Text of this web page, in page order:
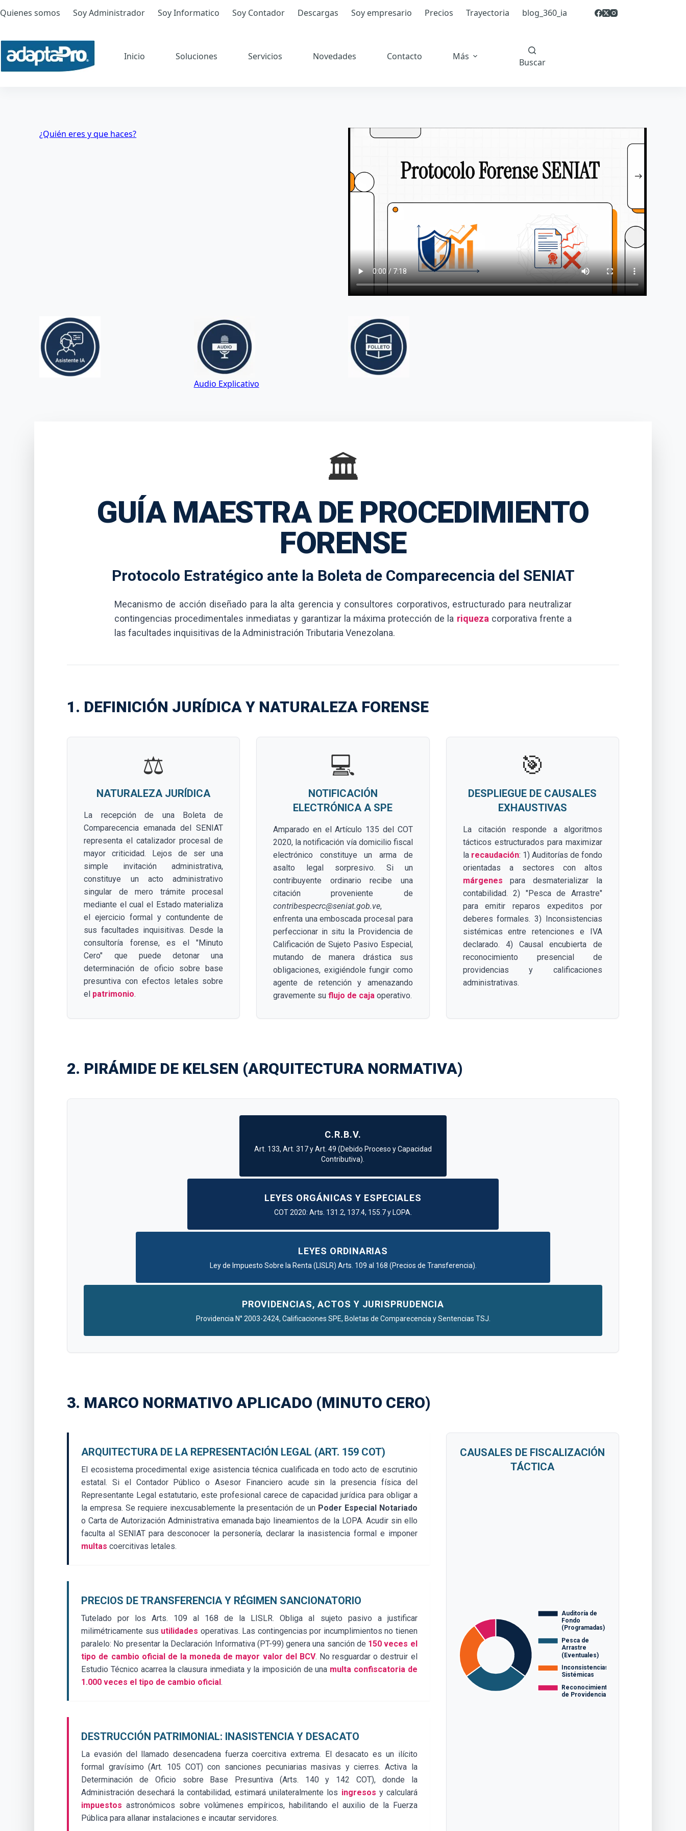
Quienes somos Soy Administrador Soy Informatico Soy Contador Descargas Soy empresario Precios Trayectoria blog_360_ia
Inicio Soluciones Servicios Novedades Contacto Más
Buscar
¿Quién eres y que haces?
Audio Explicativo
🏛️
GUÍA MAESTRA DE PROCEDIMIENTO
FORENSE
Protocolo Estratégico ante la Boleta de Comparecencia del SENIAT
Mecanismo de acción diseñado para la alta gerencia y consultores corporativos, estructurado para neutralizar
contingencias procedimentales inmediatas y garantizar la máxima protección de la riqueza corporativa frente a
las facultades inquisitivas de la Administración Tributaria Venezolana.
1. DEFINICIÓN JURÍDICA Y NATURALEZA FORENSE
⚖️
NATURALEZA JURÍDICA
La recepción de una Boleta de
Comparecencia emanada del SENIAT
representa el catalizador procesal de
mayor criticidad. Lejos de ser una
simple invitación administrativa,
constituye un acto administrativo
singular de mero trámite procesal
mediante el cual el Estado materializa
el ejercicio formal y contundente de
sus facultades inquisitivas. Desde la
consultoría forense, es el "Minuto
Cero" que puede detonar una
determinación de oficio sobre base
presuntiva con efectos letales sobre
el patrimonio.
💻
NOTIFICACIÓN
ELECTRÓNICA A SPE
Amparado en el Artículo 135 del COT
2020, la notificación vía domicilio fiscal
electrónico constituye un arma de
asalto legal sorpresivo. Si un
contribuyente ordinario recibe una
citación proveniente de
contribespecrc@seniat.gob.ve,
enfrenta una emboscada procesal para
perfeccionar in situ la Providencia de
Calificación de Sujeto Pasivo Especial,
mutando de manera drástica sus
obligaciones, exigiéndole fungir como
agente de retención y amenazando
gravemente suflujo de caja operativo.
🎯
DESPLIEGUE DE CAUSALES
EXHAUSTIVAS
La citación responde a algoritmos
tácticos estructurados para maximizar
la recaudación: 1) Auditorías de fondo
orientadas a sectores con altos
márgenes para desmaterializar la
contabilidad. 2) "Pesca de Arrastre"
para emitir reparos expeditos por
deberes formales. 3) Inconsistencias
sistémicas entre retenciones e IVA
declarado. 4) Causal encubierta de
reconocimiento presencial de
providencias y calificaciones
administrativas.
2. PIRÁMIDE DE KELSEN (ARQUITECTURA NORMATIVA)
C.R.B.V.
Art. 133, Art. 317 y Art. 49 (Debido Proceso y Capacidad
Contributiva).
LEYES ORGÁNICAS Y ESPECIALES
COT 2020: Arts. 131.2, 137.4, 155.7 y LOPA.
LEYES ORDINARIAS
Ley de Impuesto Sobre la Renta (LISLR) Arts. 109 al 168 (Precios de Transferencia).
PROVIDENCIAS, ACTOS Y JURISPRUDENCIA
Providencia N° 2003-2424, Calificaciones SPE, Boletas de Comparecencia y Sentencias TSJ.
3. MARCO NORMATIVO APLICADO (MINUTO CERO)
ARQUITECTURA DE LA REPRESENTACIÓN LEGAL (ART. 159 COT)
El ecosistema procedimental exige asistencia técnica cualificada en todo acto de escrutinio
estatal. Si el Contador Público o Asesor Financiero acude sin la presencia física del
Representante Legal estatutario, este profesional carece de capacidad jurídica para obligar a
la empresa. Se requiere inexcusablemente la presentación de un Poder Especial Notariado
o Carta de Autorización Administrativa emanada bajo lineamientos de la LOPA. Acudir sin ello
faculta al SENIAT para desconocer la personería, declarar la inasistencia formal e imponer
multas coercitivas letales.
PRECIOS DE TRANSFERENCIA Y RÉGIMEN SANCIONATORIO
Tutelado por los Arts. 109 al 168 de la LISLR. Obliga al sujeto pasivo a justificar
milimétricamente sus utilidades operativas. Las contingencias por incumplimientos no tienen
paralelo: No presentar la Declaración Informativa (PT-99) genera una sanción de 150 veces el
tipo de cambio oficial de la moneda de mayor valor del BCV. No resguardar o destruir el
Estudio Técnico acarrea la clausura inmediata y la imposición de una multa confiscatoria de
1.000 veces el tipo de cambio oficial.
DESTRUCCIÓN PATRIMONIAL: INASISTENCIA Y DESACATO
La evasión del llamado desencadena fuerza coercitiva extrema. El desacato es un ilícito
formal gravísimo (Art. 105 COT) con sanciones pecuniarias masivas y cierres. Activa la
Determinación de Oficio sobre Base Presuntiva (Arts. 140 y 142 COT), donde la
Administración desechará la contabilidad, estimará unilateralmente los ingresos y calculará
impuestos astronómicos sobre volúmenes empíricos, habilitando el auxilio de la Fuerza
Pública para allanar instalaciones e incautar servidores.
CAUSALES DE FISCALIZACIÓN
TÁCTICA